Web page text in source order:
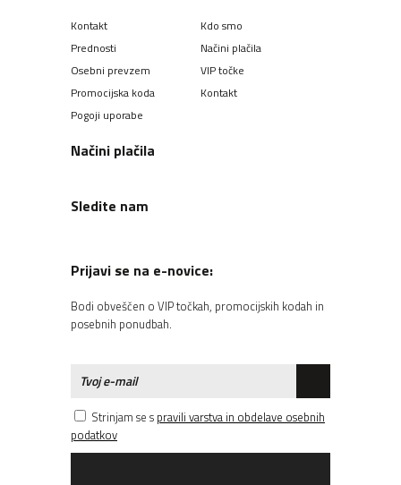
Kontakt
Kdo smo
Prednosti
Načini plačila
Osebni prevzem
VIP točke
Promocijska koda
Kontakt
Pogoji uporabe
Načini plačila
Sledite nam
Prijavi se na e-novice:
Bodi obveščen o VIP točkah, promocijskih kodah in
posebnih ponudbah.
Strinjam se s pravili varstva in obdelave osebnih
podatkov